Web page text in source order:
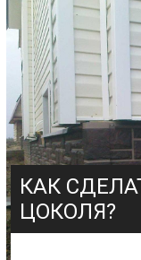
КАК
ЦОКОЛЯ?